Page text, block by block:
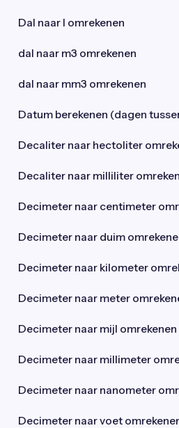
Dal naar l omrekenen
dal naar m3 omrekenen
dal naar mm3 omrekenen
Datum berekenen (dagen
Decaliter naar hectoliter
Decaliter naar milliliter
Decimeter naar centimeter
Decimeter naar duim
Decimeter naar kilometer
Decimeter naar meter
Decimeter naar mijl omrekenen
Decimeter naar millimeter
Decimeter naar nanometer
Decimeter naar voet